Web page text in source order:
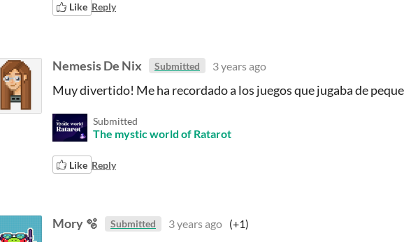
Like Reply
Nemesis De Nix Submitted 3 years ago
Muy divertido! Me ha recordado a los juegos que jugaba de
Submitted
The mystic world of Ratarot
Like Reply
Mory 🫧 Submitted 3 years ago (+1)